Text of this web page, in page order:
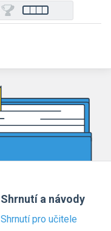
Shrnutí a návody
Shrnutí pro učitele